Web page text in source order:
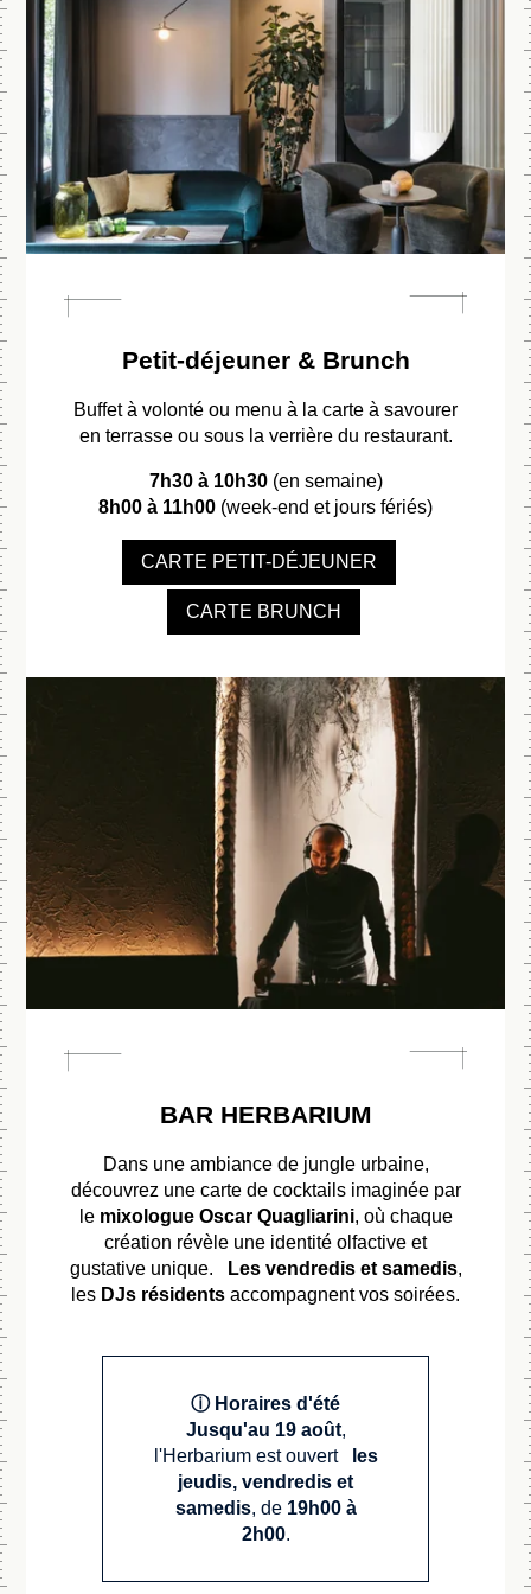
Petit-déjeuner & Brunch
Buffet à volonté ou menu à la carte à savourer
en terrasse ou sous la verrière du restaurant.
7h30 à 10h30 (en semaine)
8h00 à 11h00 (week-end et jours fériés)
CARTE PETIT-DÉJEUNER
CARTE BRUNCH
BAR HERBARIUM
Dans une ambiance de jungle urbaine,
découvrez une carte de cocktails imaginée par
le mixologue Oscar Quagliarini, où chaque
création révèle une identité olfactive et
gustative unique.
Les vendredis et samedis,
les DJs résidents accompagnent vos soirées.
ⓘ Horaires d'été
Jusqu'au 19 août,
l'Herbarium est ouvert
les
jeudis, vendredis et
samedis, de 19h00 à
2h00.
ACCUEIL
RESTAURANT & BAR
WELLNESS
EVENTS
CARTES CADEAUX
CONTACT
RESTEZ
DES EXCLUSIVITÉS DE
DES ARTS ET
Réservez Votre Soin Bien-Être
Pour réserver un soin, veuillez contacter la réception de l'hôtel
au numéro suivant :
+ 33 (0) 1 80 97 22 80
Notre équipe se fera un plaisir de vous assister pour planifier
votre moment de détente.
Sabre: YX314719
Amadeus: YXPARNDA
Galileo/Apollo: YX D7488
Worldspan: YX ORYND
ID Pegasus (IDS): GL 3515
CHAMBRES
LA
CHAMBRE
CLASSIQUE
LA CHAMBRE CLASSIQUE AVEC
BALCON
LA CHAMBRE SIGNATURE
BALCON
L’ATELIER
SUITE GARDEN
LE PENTHOUSE
RESTAURANT & BAR
EVENTS